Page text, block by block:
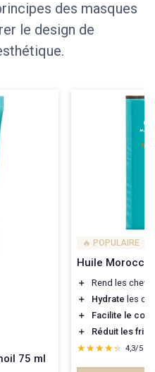
des masques
le design de
75 ml
🔥 POPULAIRE
Huile
＋
Rend les
＋
Hydrate les
＋
Facilite le
＋
Réduit les
★★★★★
★★★★★ 4,3/5